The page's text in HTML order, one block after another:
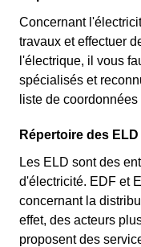
Concernant
travaux et effectuer
l'électrique, il vous
spécialisés et
liste de
Répertoire des
Les ELD sont des
d'électricité. EDF et
concernant la
effet, des acteurs
proposent des